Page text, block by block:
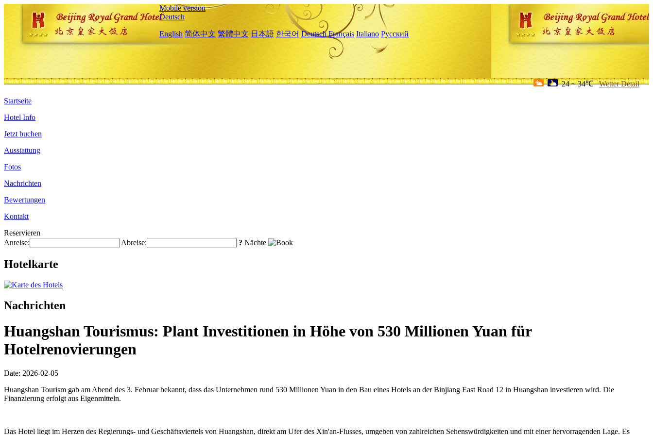
Mobile version
Deutsch
English 简体中文 繁體中文 日本語 한국어 Deutsch Français Italiano Русский
24 ~ 34℃ Wetter Detail
Startseite
Hotel Info
Jetzt buchen
Ausstattung
Fotos
Nachrichten
Bewertungen
Kontakt
Reservieren
Anreise:
Abreise: ? Nächte
Hotelkarte
Nachrichten
Huangshan Tourismus: Plant Investitionen in Höhe von 530 Millionen Yuan für
Hotelrenovierungen
Date: 2026-02-05
Huangshan Tourism gab am Abend des 3. Februar bekannt, dass das Unternehmen rund 530 Millionen Yuan in den Bau eines Hotels an der Binjiang East Road 12 in Huangshan investieren wird. Die
Finanzierung erfolgt aus Eigenmitteln.
Das Hotel liegt im Herzen des Regierungs- und Geschäftsviertels von Huangshan, direkt am Ufer des Xin'an-Flusses, umgeben von zahlreichen Sehenswürdigkeiten und mit einer hervorragenden Lage. Es